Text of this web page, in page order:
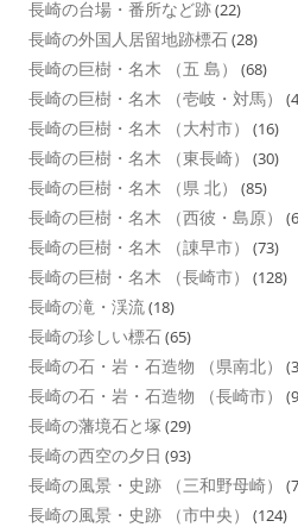
長崎の台場・番所など跡(22)
長崎の外国人居留地跡標石(28)
長崎の巨樹・名木 （五 島） (68)
長崎の巨樹・名木 （壱岐・対馬）
長崎の巨樹・名木 （大村市） (16)
長崎の巨樹・名木 （東長崎） (30)
長崎の巨樹・名木 （県 北） (85)
長崎の巨樹・名木 （西彼・島原）
長崎の巨樹・名木 （諌早市） (73)
長崎の巨樹・名木 （長崎市） (128)
長崎の滝・渓流(18)
長崎の珍しい標石(65)
長崎の石・岩・石造物 （県南北）
長崎の石・岩・石造物 （長崎市）
長崎の藩境石と塚 (29)
長崎の西空の夕日 (93)
長崎の風景・史跡 （三和野母崎）
長崎の風景・史跡 （市中央） (124)